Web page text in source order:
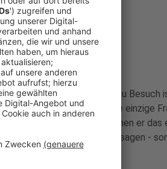
Gegenstände
oder Politiker bei uns zu
„Fünf für". Dabei wird keine einzige
die Hand gedrückt, zu denen er das
keine Promotionaussagen -
für"!